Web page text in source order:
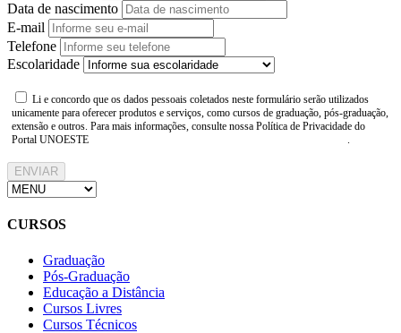
Data de nascimento
E-mail
Telefone
Escolaridade
Li e concordo que os dados pessoais coletados neste formulário serão utilizados
unicamente para oferecer produtos e serviços, como cursos de graduação, pós-graduação,
extensão e outros. Para mais informações, consulte nossa Política de Privacidade do
Portal UNOESTE
.
ENVIAR
CURSOS
Graduação
Pós-Graduação
Educação a Distância
Cursos Livres
Cursos Técnicos